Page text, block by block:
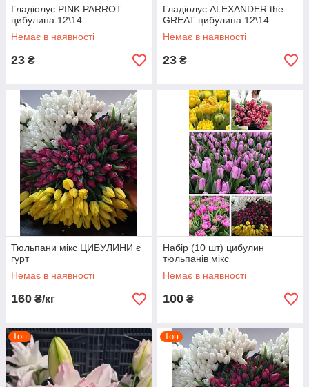
Гладіолус PINK PARROT
цибулина 12\14
Немає в наявності
23 ₴
Гладіолус ALEXANDER the
GREAT цибулина 12\14
Немає в наявності
23 ₴
Тюльпани мікс ЦИБУЛИНИ є
гурт
Немає в наявності
160 ₴/кг
Набір (10 шт) цибулин
тюльпанів мікс
Немає в наявності
100 ₴
Топ Топ